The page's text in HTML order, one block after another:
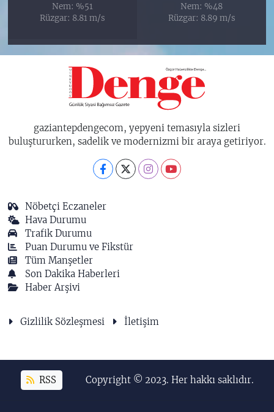
Nem: %51
Rüzgar: 8.81 m/s
Nem: %48
Rüzgar: 8.89 m/s
gaziantepdengecom, yepyeni temasıyla sizleri
buluştururken, sadelik ve modernizmi bir araya getiriyor.
Nöbetçi Eczaneler
Hava Durumu
Trafik Durumu
Puan Durumu ve Fikstür
Tüm Manşetler
Son Dakika Haberleri
Haber Arşivi
Gizlilik Sözleşmesi İletişim
RSS Copyright © 2023. Her hakkı saklıdır.